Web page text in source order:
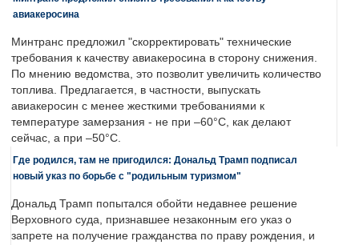
авиакеросина
Минтранс предложил "скорректировать" технические
требования к качеству авиакеросина в сторону снижения.
По мнению ведомства, это позволит увеличить количество
топлива. Предлагается, в частности, выпускать
авиакеросин с менее жесткими требованиями к
температуре замерзания - не при –60°C, как делают
сейчас, а при –50°C.
Где родился, там не пригодился: Дональд Трамп подписал
новый указ по борьбе с "родильным туризмом"
Дональд Трамп попытался обойти недавнее решение
Верховного суда, признавшее незаконным его указ о
запрете на получение гражданства по праву рождения, и